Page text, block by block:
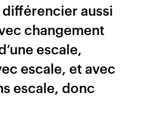
différencier aussi
changement
escale,
escale, et avec
escale, donc